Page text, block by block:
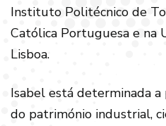
Instituto Politécnico de
Católica Portuguesa e na
Lisboa.
Isabel está determinada
do património industrial,